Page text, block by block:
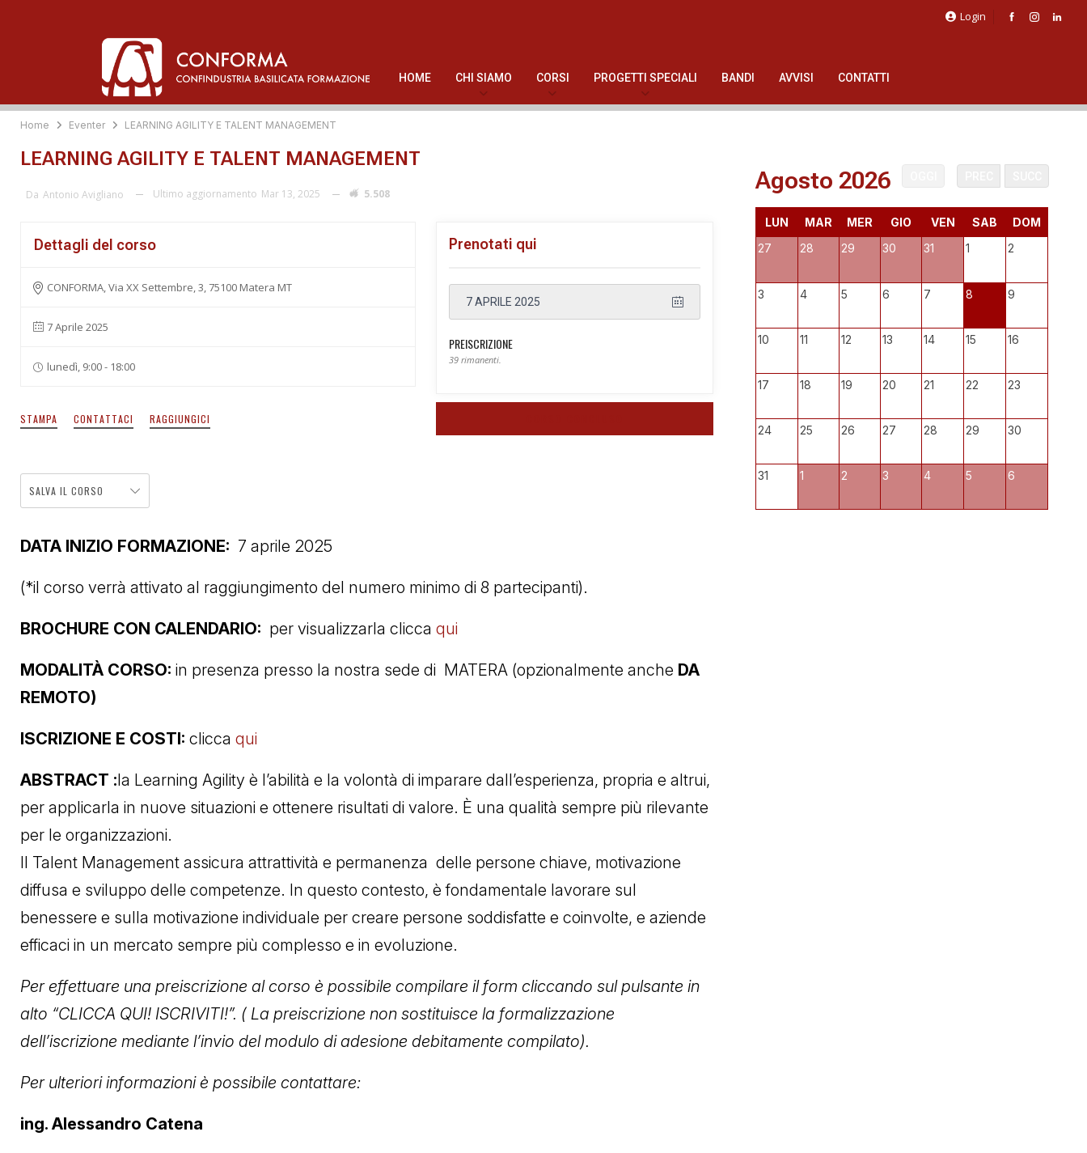
Login
HOME CHI SIAMO CORSI PROGETTI SPECIALI BANDI AVVISI CONTATTI
Home Eventer LEARNING AGILITY E TALENT MANAGEMENT
LEARNING AGILITY E TALENT MANAGEMENT
Da Antonio Avigliano Ultimo aggiornamento Mar 13, 2025 5.508
Dettagli del corso
CONFORMA, Via XX Settembre, 3, 75100 Matera MT
7 Aprile 2025
lunedì, 9:00 - 18:00
STAMPA CONTATTACI RAGGIUNGICI
Prenotati qui
7 APRILE 2025
PREISCRIZIONE
39 rimanenti.
SALVA IL CORSO
DATA INIZIO FORMAZIONE: 7 aprile 2025
(*il corso verrà attivato al raggiungimento del numero minimo di 8 partecipanti).
BROCHURE CON CALENDARIO: per visualizzarla clicca qui
MODALITÀ CORSO: in presenza presso la nostra sede di MATERA (opzionalmente anche DA
REMOTO)
ISCRIZIONE E COSTI: clicca qui
ABSTRACT :la Learning Agility è l’abilità e la volontà di imparare dall’esperienza, propria e altrui,
per applicarla in nuove situazioni e ottenere risultati di valore. È una qualità sempre più rilevante
per le organizzazioni.
Il Talent Management assicura attrattività e permanenza delle persone chiave, motivazione
diffusa e sviluppo delle competenze. In questo contesto, è fondamentale lavorare sul
benessere e sulla motivazione individuale per creare persone soddisfatte e coinvolte, e aziende
efficaci in un mercato sempre più complesso e in evoluzione.
Per effettuare una preiscrizione al corso è possibile compilare il form cliccando sul pulsante in
alto “CLICCA QUI! ISCRIVITI!”. ( La preiscrizione non sostituisce la formalizzazione
dell’iscrizione mediante l’invio del modulo di adesione debitamente compilato).
Per ulteriori informazioni è possibile contattare:
ing. Alessandro Catena
Agosto 2026
LUN MAR MER GIO VEN SAB
DOM
27
28 29 30 31 1 2
3 4 5 6 7 8 9
10 11 12 13 14 15 16
17 18 19 20 21 22 23
24 25 26 27 28 29 30
31 1 2 3 4 5 6